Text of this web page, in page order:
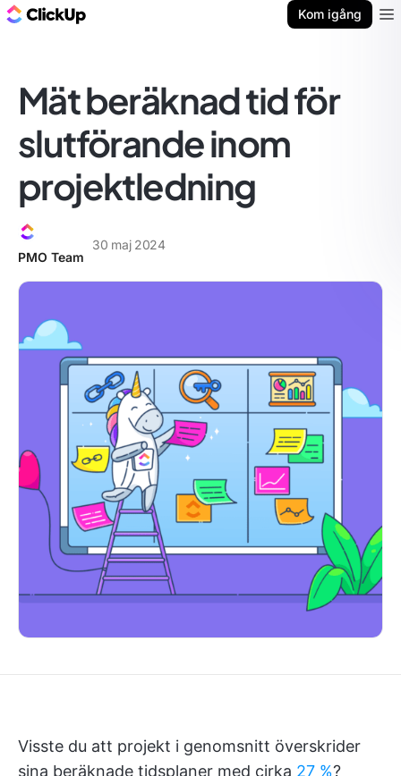
Kom igång
Mät beräknad tid för
slutförande inom
projektledning
PMO Team
30 maj 2024
Visste du att projekt i genomsnitt överskrider
sina beräknade tidsplaner med cirka 27 %?